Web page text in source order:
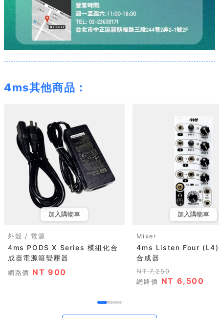
4ms其他商品：
加入購物車
外殼 / 電源
4ms PODS X Series 模組化合
成器電源箱變壓器
網路價 NT 900
加入購物車
Mixer
4ms Listen Four (L4)
合成器
NT 7,250
網路價 NT 6,500